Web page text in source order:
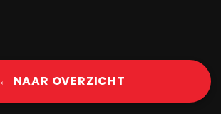
← NAAR OVERZICHT